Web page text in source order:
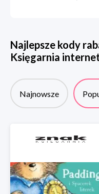
Najlepsze kody
Księgarnia
Najnowsze